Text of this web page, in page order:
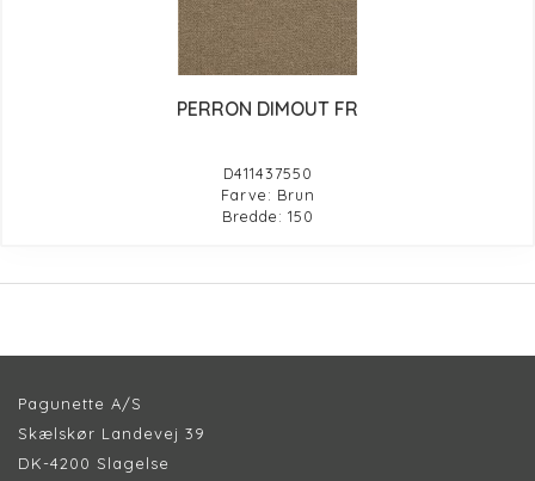
PERRON DIMOUT FR
D411437550
Farve: Brun
Bredde: 150
Pagunette A/S
Skælskør Landevej 39
DK-4200 Slagelse